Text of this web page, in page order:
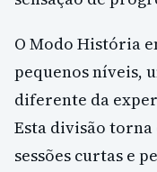
O Modo História
pequenos níveis,
diferente da
Esta divisão torna
sessões curtas e